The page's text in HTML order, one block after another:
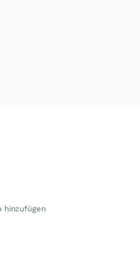
hinzufügen